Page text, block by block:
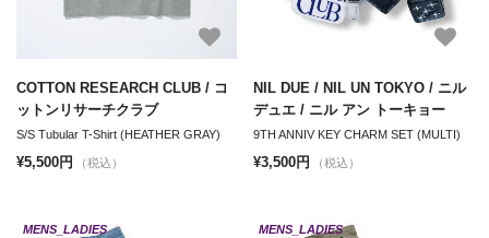
COTTON RESEARCH CLUB / コ
ットンリサーチクラブ
S/S Tubular T-Shirt (HEATHER GRAY)
¥5,500円 （税込）
NIL DUE / NIL UN TOKYO / ニル
デュエ / ニル アン トーキョー
9TH ANNIV KEY CHARM SET (MULTI)
¥3,500円 （税込）
MENS_LADIES MENS_LADIES